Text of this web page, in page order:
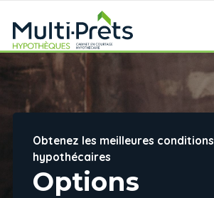
Obtenez les meilleures conditions
hypothécaires
Options